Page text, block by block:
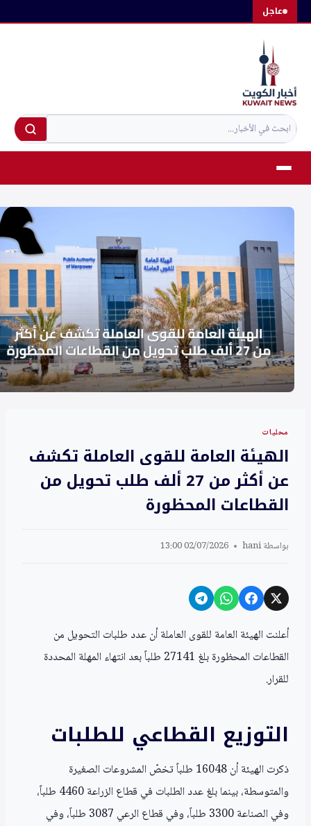
عاجلالتجاوز
محليات
الهيئة العامة للقوى العاملة تكشف
عن أكثر من 27 ألف طلب تحويل من
القطاعات المحظورة
بواسطةhani
02/07/2026 13:00
أعلنت الهيئة العامة للقوى العاملة أن عدد طلبات التحويل من
القطاعات المحظورة بلغ 27141 طلباً بعد انتهاء المهلة المحددة
للقرار.
التوزيع القطاعي للطلبات
ذكرت الهيئة أن 16048 طلباً تخصّ المشروعات الصغيرة
والمتوسطة، بينما بلغ عدد الطلبات في قطاع الزراعة 4460 طلباً،
وفي الصناعة 3300 طلباً، وفي قطاع الرعي 3087 طلباً، وفي